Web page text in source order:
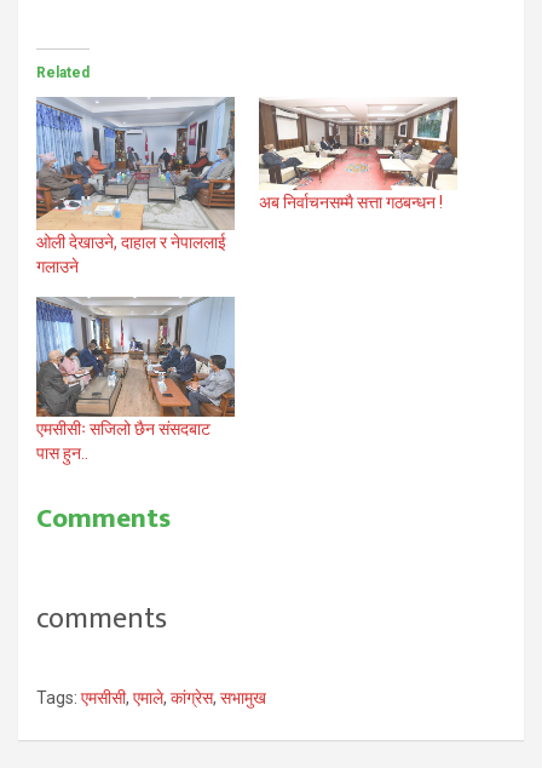
Related
ओली देखाउने, दाहाल र नेपाललाई
गलाउने
अब निर्वाचनसम्मै सत्ता गठबन्धन !
एमसीसीः सजिलो छैन संसदबाट
पास हुन..
Comments
comments
Tags: एमसीसी, एमाले, कांग्रेस, सभामुख